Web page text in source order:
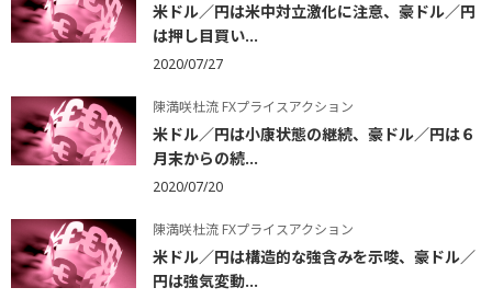
米ドル／円は米中対立激化に注意、豪ドル／円
は押し目買い...
2020/07/27
陳満咲杜流 FXプライスアクション
米ドル／円は小康状態の継続、豪ドル／円は６
月末からの続...
2020/07/20
陳満咲杜流 FXプライスアクション
米ドル／円は構造的な強含みを示唆、豪ドル／
円は強気変動...